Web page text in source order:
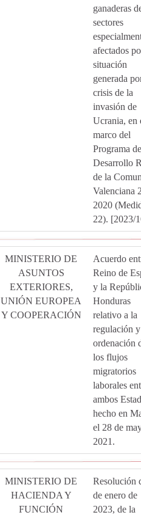
ganaderas
sectores
afectados
situación
generada
crisis de la
invasión de
Ucrania, en
marco del
Programa de
Desarrollo
de la
Valenciana
2020
22). [2023/
MINISTERIO DE
ASUNTOS
EXTERIORES,
UNIÓN EUROPEA
Y COOPERACIÓN
Acuerdo
Reino de
y la
Honduras
relativo a la
regulación y
ordenación
los flujos
migratorios
laborales
ambos
hecho en
el 28 de
2021.
MINISTERIO DE
HACIENDA Y
FUNCIÓN
Resolución
de enero de
2023, de la